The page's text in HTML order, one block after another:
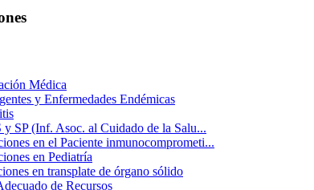
Médica
y Enfermedades Endémicas
SP (Inf. Asoc. al Cuidado de la Salu...
en el Paciente inmunocomprometi...
en Pediatría
en transplate de órgano sólido
de Recursos